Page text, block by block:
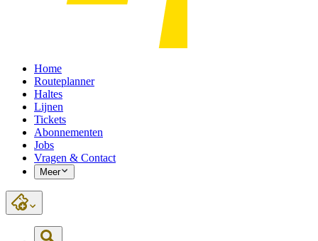
Home
Routeplanner
Haltes
Lijnen
Tickets
Abonnementen
Jobs
Vragen & Contact
Meer